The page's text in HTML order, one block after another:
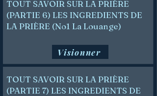
TOUT SAVOIR SUR LA PRIÈRE
(PARTIE 6) LES INGREDIENTS DE
LA PRIÈRE (No1 La Louange)
Visionner
TOUT SAVOIR SUR LA PRIÈRE
(PARTIE 7) LES INGREDIENTS DE